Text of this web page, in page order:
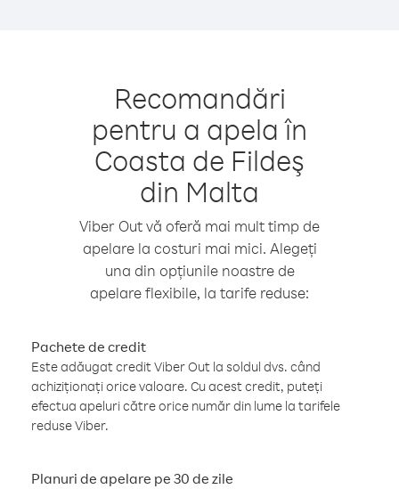
Recomandări
pentru a apela în
Coasta de Fildeş
din Malta
Viber Out vă oferă mai mult timp de
apelare la costuri mai mici. Alegeți
una din opțiunile noastre de
apelare flexibile, la tarife reduse:
Pachete de credit
Este adăugat credit Viber Out la soldul dvs. când
achiziționați orice valoare. Cu acest credit, puteți
efectua apeluri către orice număr din lume la tarifele
reduse Viber.
Planuri de apelare pe 30 de zile